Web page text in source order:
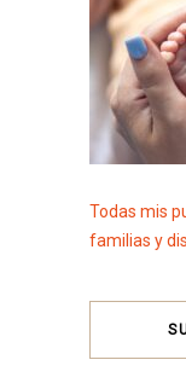
Todas mis
familias y